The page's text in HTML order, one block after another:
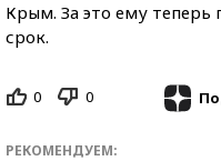
Крым. За это ему
срок.
0 0
РЕКОМЕНДУЕМ: